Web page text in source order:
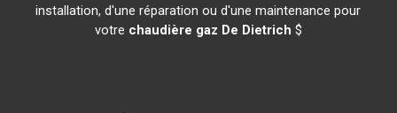
installation, d'une réparation ou d'une maintenance pour
votre chaudière gaz De Dietrich $